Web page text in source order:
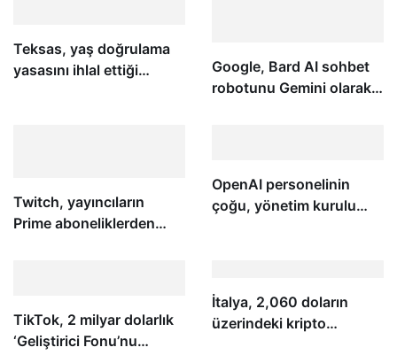
Teksas, yaş doğrulama
yasasını ihlal ettiği
Google, Bard AI sohbet
robotunu Gemini olarak
Twitch, yayıncıların
Prime aboneliklerden
OpenAI personelinin
çoğu, yönetim kurulu
etmekle tehdit ediyor
TikTok, 2 milyar dolarlık
‘Geliştirici Fonu’nu
İtalya, 2,060 doların
üzerindeki kripto